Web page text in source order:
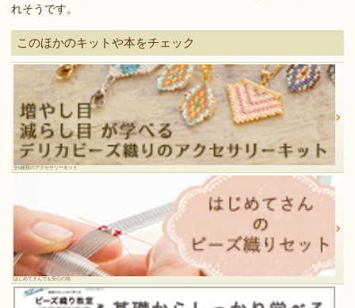
れそうです。
このほかのキットや本をチェック
全6種類のアクセサリーキット
はじめてさんでも安心の箱